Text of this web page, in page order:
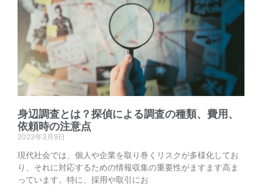
身辺調査とは？探偵による調査の種類、費用、
依頼時の注意点
2023年3月9日
現代社会では、個人や企業を取り巻くリスクが多様化してお
り、それに対応するための情報収集の重要性がますます高ま
っています。特に、採用や取引にお